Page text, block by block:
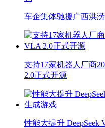
车企集体驰援广西洪
支持17家机器人厂商
2.0正式开源
性能大提升